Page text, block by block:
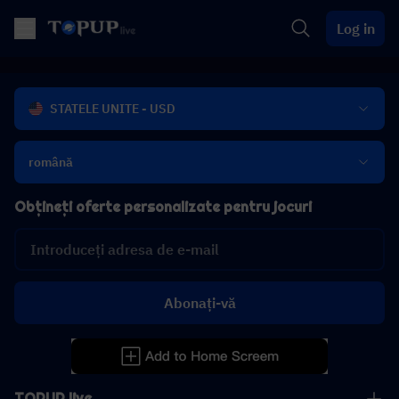
Log in
STATELE UNITE - USD
română
Obțineți oferte personalizate pentru jocuri
Abonați-vă